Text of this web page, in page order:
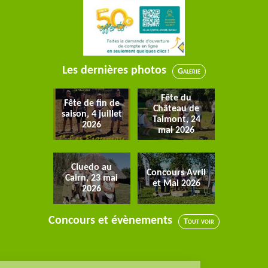
Concours et évènements Tout voir
Les dernières photos Galerie
Fête de fin de
saison, 4 juillet
2026
Fête du
Château de
Talmont, 24
mai 2026
Cluedo au
Cairn, 23 mai
2026
Concours Avril
et Mai 2026